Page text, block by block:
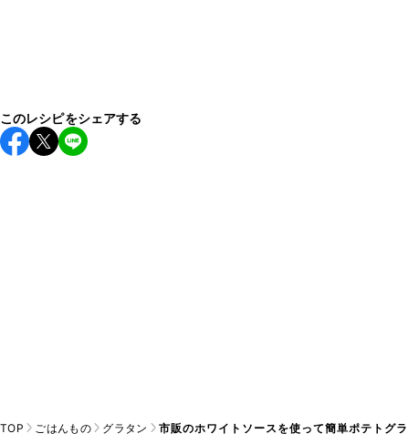
このレシピをシェアする
TOP ごはんもの グラタン 市販のホワイトソースを使って簡単ポテトグ